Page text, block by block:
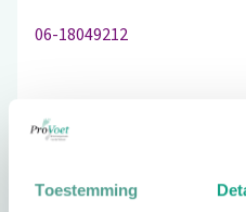
Toestemming
06-18049212
Schrijf ook een